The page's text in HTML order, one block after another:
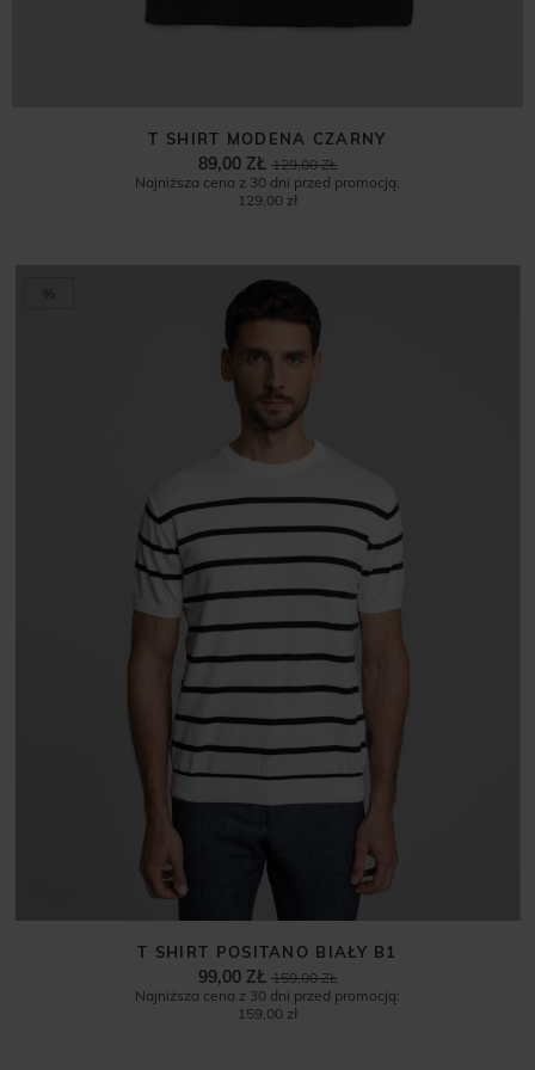
T SHIRT MODENA CZARNY
129,00 ZŁ
89,00 ZŁ
Najniższa cena z 30 dni przed promocją:
129,00 zł
T SHIRT POSITANO BIAŁY B1
159,00 ZŁ
99,00 ZŁ
Najniższa cena z 30 dni przed promocją:
159,00 zł